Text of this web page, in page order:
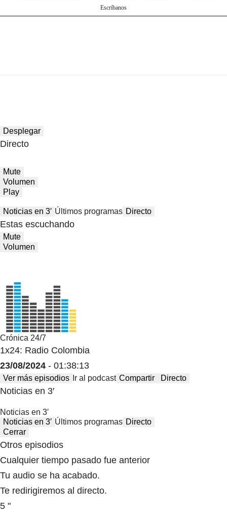
Escríbanos
Desplegar
Directo
Mute
Volumen
Play
Noticias en 3′ Últimos programas Directo
Estas escuchando
Mute
Volumen
Crónica 24/7
1x24: Radio Colombia
23/08/2024 - 01:38:13
Ver más episodios Ir al podcast Compartir Directo
Noticias en 3′
Noticias en 3′
Noticias en 3′ Últimos programas Directo
Cerrar
Otros episodios
Cualquier tiempo pasado fue anterior
Tu audio se ha acabado.
Te redirigiremos al directo.
5 "